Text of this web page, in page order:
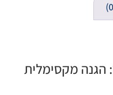
הגנה מקסימלית